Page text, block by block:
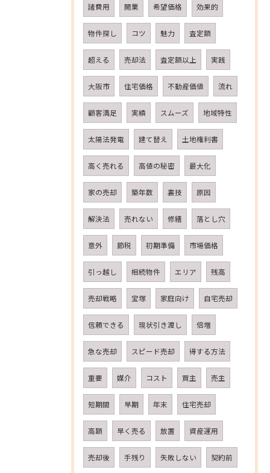
諸費用 開業 希望価格 効果的
物件探し コツ 魅力 査定額
超える 売却法 査定額以上 実践
大阪市 住宅価格 不動産価値 流れ
顧客満足 実績 スムーズ 地域特性
太陽法発電 建て替え 土地権利書
高く売れる 高値の秘密 最大化
家の売却 築年数 裏技 原因
解決法 売れない 修繕 落とし穴
意外 節税 初期準備 市場価格
引っ越し 相続物件 エリア 残高
売却戦略 宝塚 家庭向け 自宅売却
信頼できる 現状引き渡し 倍増
急な売却 スピード売却 得する方法
重要 媒介 コスト 買主 売主
短期間 早期 年末 住宅売却
高額 早く売る 放置 資産運用
売却後 手残り 失敗しない 契約前